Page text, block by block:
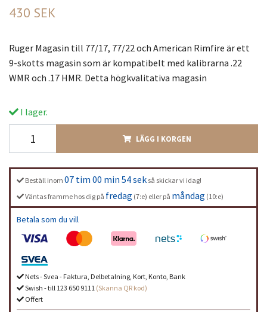
430 SEK
Ruger Magasin till 77/17, 77/22 och American Rimfire är ett
9-skotts magasin som är kompatibelt med kalibrarna .22
WMR och .17 HMR. Detta högkvalitativa magasin
I lager.
LÄGG I KORGEN
Beställ inom 07 tim 00 min 54 sek så skickar vi idag!
Väntas framme hos dig på fredag (7:e) eller på måndag (10:e)
Betala som du vill
Nets - Svea - Faktura, Delbetalning, Kort, Konto, Bank
Swish - till 123 650 9111 (Skanna QR kod)
Offert